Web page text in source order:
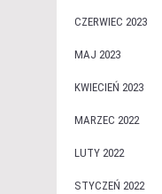
CZERWIEC 2023
MAJ 2023
KWIECIEŃ 2023
MARZEC 2022
LUTY 2022
STYCZEŃ 2022